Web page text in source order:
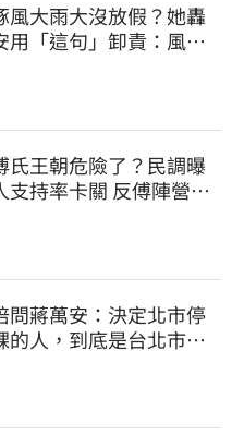
風大雨大沒放假？她轟
用「這句」卸責：風雨
氏王朝危險了？民調曝
支持率卡關 反傅陣營迎
問蔣萬安：決定北市停
的人，到底是台北市